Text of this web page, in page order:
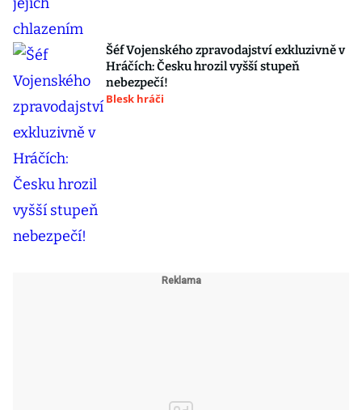
Šéf Vojenského zpravodajství exkluzivně v
Hráčích: Česku hrozil vyšší stupeň
nebezpečí!
Blesk hráči